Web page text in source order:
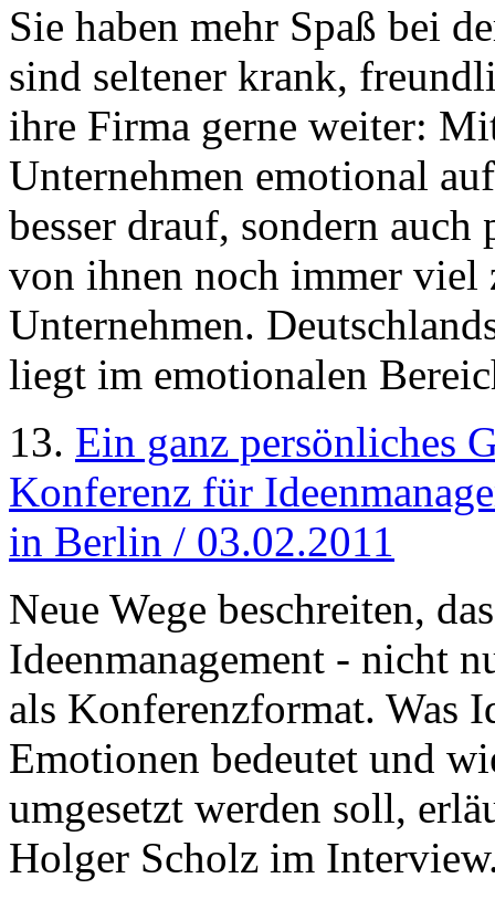
Sie haben mehr Spaß bei
sind seltener krank,
ihre Firma gerne weiter:
Unternehmen emotional
besser drauf, sondern
von ihnen noch immer viel
Unternehmen.
liegt im emotionalen
13. Ein ganz persönliches
Konferenz für
in Berlin / 03.02.2011
Neue Wege beschreiten,
Ideenmanagement - nicht
als Konferenzformat. Was
Emotionen bedeutet und
umgesetzt werden soll,
Holger Scholz im